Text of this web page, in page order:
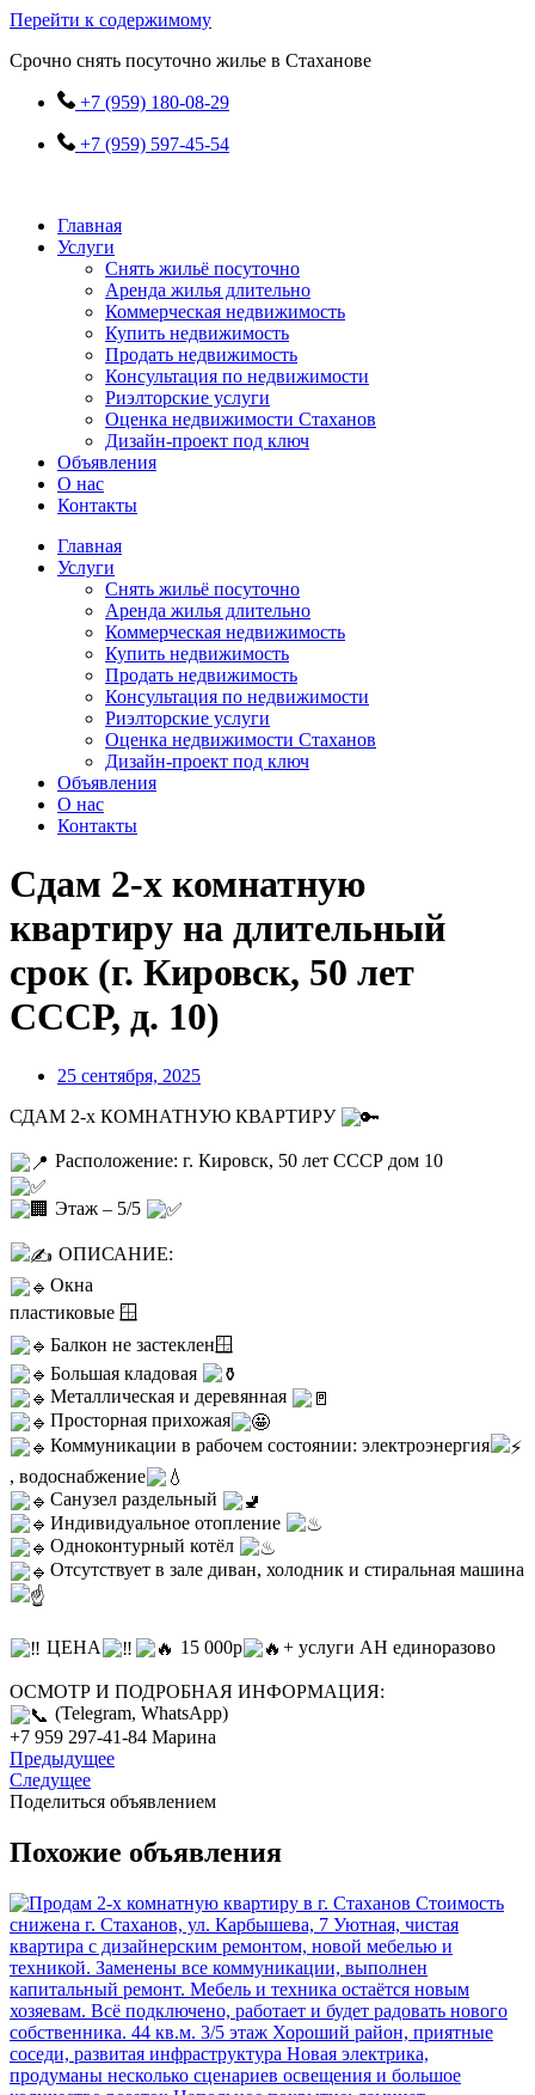
Перейти к содержимому
Срочно снять посуточно жилье в Стаханове
+7 (959) 180-08-29
+7 (959) 597-45-54
Главная
Услуги
Снять жильё посуточно
Аренда жилья длительно
Коммерческая недвижимость
Купить недвижимость
Продать недвижимость
Консультация по недвижимости
Риэлторские услуги
Оценка недвижимости Стаханов
Дизайн-проект под ключ
Объявления
О нас
Контакты
Главная
Услуги
Снять жильё посуточно
Аренда жилья длительно
Коммерческая недвижимость
Купить недвижимость
Продать недвижимость
Консультация по недвижимости
Риэлторские услуги
Оценка недвижимости Стаханов
Дизайн-проект под ключ
Объявления
О нас
Контакты
Сдам 2-х комнатную
квартиру на длительный
срок (г. Кировск, 50 лет
СССР, д. 10)
25 сентября, 2025
СДАМ 2-х КОМНАТНУЮ КВАРТИРУ
Расположение: г. Кировск, 50 лет СССР дом 10
Этаж – 5/5
ОПИСАНИЕ:
Окна
пластиковые 🪟
Балкон не застеклен🪟
Большая кладовая
Металлическая и деревянная
Просторная прихожая
Коммуникации в рабочем состоянии: электроэнергия
, водоснабжение
Санузел раздельный
Индивидуальное отопление
Одноконтурный котёл
Отсутствует в зале диван, холодник и стиральная машина
ЦЕНА 15 000р + услуги АН единоразово
ОСМОТР И ПОДРОБНАЯ ИНФОРМАЦИЯ:
(Telegram, WhatsApp)
+7 959 297-41-84 Марина
Предыдущее
Следущее
Поделиться объявлением
Похожие объявления